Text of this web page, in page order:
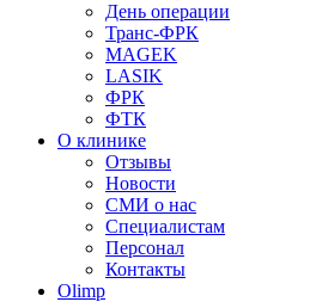
День операции
Транс-ФРК
MAGEK
LASIK
ФРК
ФТК
О клинике
Отзывы
Новости
СМИ о нас
Специалистам
Персонал
Контакты
Olimp